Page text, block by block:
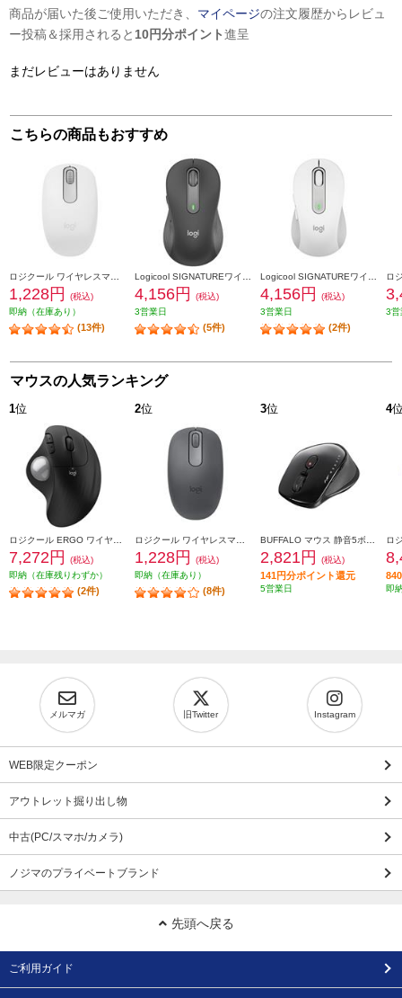
商品が届いた後ご使用いただき、 マイページの注文履歴からレビュ
ー投稿＆採用されると 10円分ポイント進呈
まだレビューはありません
こちらの商品もおすすめ
1,228円
(税込)
即納（在庫あり）
(13件)
4,156円
(税込)
3営業日
(5件)
4,156円
(税込)
3営業日
(2件)
3営
マウスの人気ランキング
1位
7,272円
(税込)
即納（在庫残りわずか）
(2件)
2位
1,228円
(税込)
即納（在庫あり）
(8件)
3位
2,821円 (税込)
141円分ポイント還元
5営業日
4
即
メルマガ 旧Twitter Instagram
WEB限定クーポン
アウトレット掘り出し物
中古(PC/スマホ/カメラ)
ノジマのプライベートブランド
先頭へ戻る
ご利用ガイド